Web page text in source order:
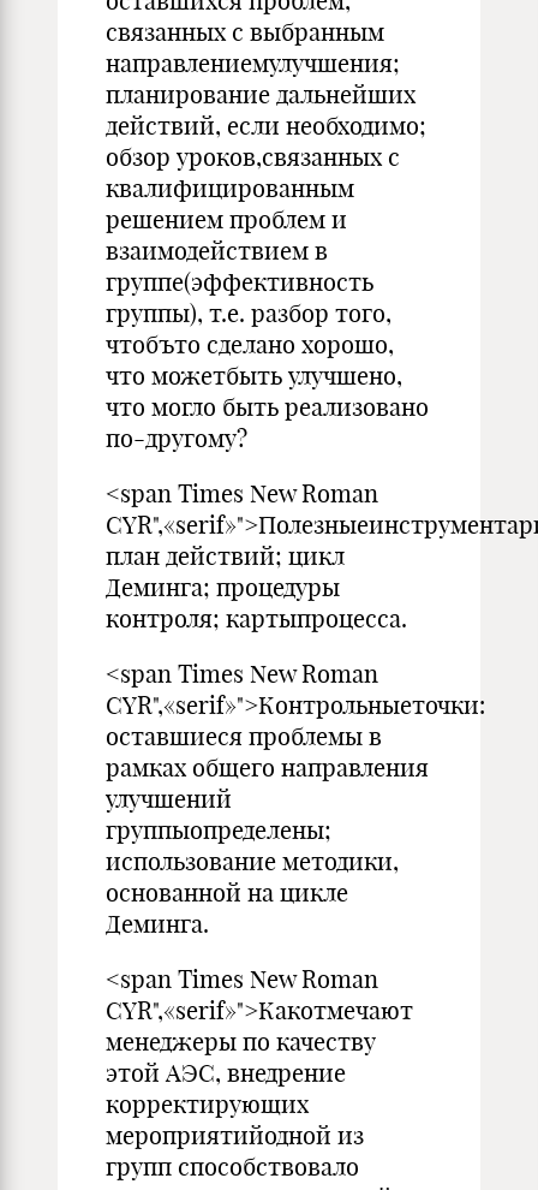
связанных с выбранным
направлениемулучшения;
планирова­ние дальнейших
действий, если необходимо;
обзор уроков,свя­занных с
квалифицированным
решением проблем и
взаимодей­ствием в
группе(эффективность
группы), т.е. разбор того,
чтобъто сделано хорошо,
что можетбыть улучшено,
что могло быть реализовано
по-другому?
<span Times New Roman
план действий; цикл
Деминга; процедуры
контроля; картыпроцесса.
<span Times New Roman
CYR",«serif»">Контрольныеточки:
оставшиеся проблемы в
рамках общего направления
улучшений
группыопределены;
использование ме­тодики,
основанной на цикле
Деминга.
<span Times New Roman
CYR",«serif»">Какотмечают
менеджеры по качеству
этой АЭС, внедрение
корректирующих
мероприятийодной из
групп способствовало